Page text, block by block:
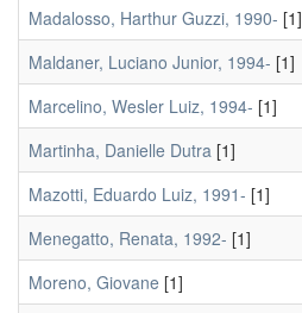
Madalosso, Harthur Guzzi, 1990- [1]
Maldaner, Luciano Junior, 1994- [1]
Marcelino, Wesler Luiz, 1994- [1]
Martinha, Danielle Dutra [1]
Mazotti, Eduardo Luiz, 1991- [1]
Menegatto, Renata, 1992- [1]
Moreno, Giovane [1]